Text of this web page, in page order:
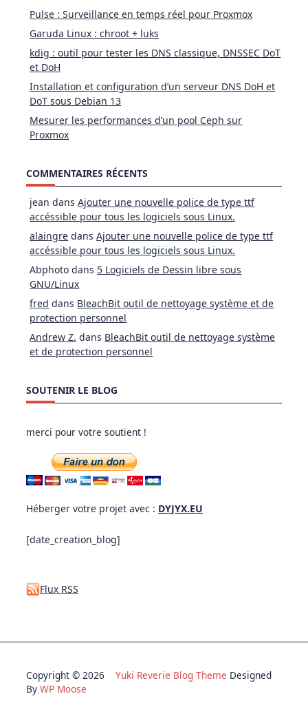
Pulse : Surveillance en temps réel pour Proxmox
Garuda Linux : chroot + luks
kdig : outil pour tester les DNS classique, DNSSEC DoT
et DoH
Installation et configuration d’un serveur DNS DoH et
DoT sous Debian 13
Mesurer les performances d’un pool Ceph sur
Proxmox
COMMENTAIRES RÉCENTS
jean dansAjouter une nouvelle police de type ttf
accéssible pour tous les logiciels sous Linux.
alaingre dansAjouter une nouvelle police de type ttf
accéssible pour tous les logiciels sous Linux.
Abphoto dans 5 Logiciels de Dessin libre sous
GNU/Linux
fred dans BleachBit outil de nettoyage système et de
protection personnel
Andrew Z. dans BleachBit outil de nettoyage système
et de protection personnel
SOUTENIR LE BLOG
merci pour votre soutient !
Héberger votre projet avec : DYJYX.EU
[date_creation_blog]
Flux RSS
Copyright © 2026 Yuki Reverie Blog Theme Designed
By WP Moose